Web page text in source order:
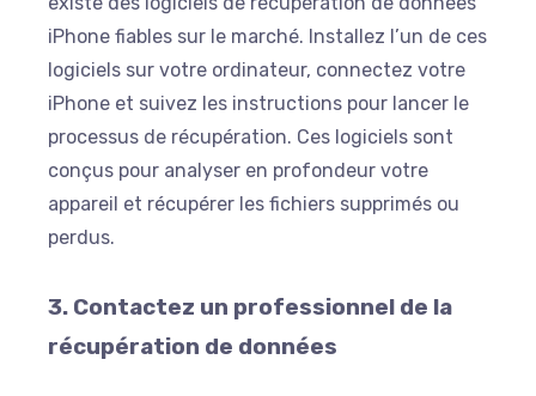
iPhone fiables sur le marché. Installez l’un de ces
logiciels sur votre ordinateur, connectez votre
iPhone et suivez les instructions pour lancer le
processus de récupération. Ces logiciels sont
conçus pour analyser en profondeur votre
appareil et récupérer les fichiers supprimés ou
perdus.
3. Contactez un professionnel de la
récupération de données